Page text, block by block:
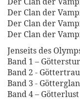
Der Clan der
Der Clan der
Der Clan der
Jenseits des
Band 1 –
Band 2 -
Band 3 -
Band 4 – Götterlust